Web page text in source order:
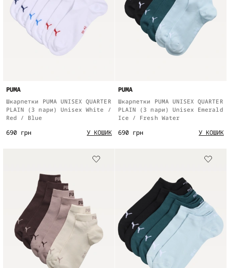
PUMA
Шкарпетки PUMA UNISEX QUARTER
PLAIN (3 пари) Unisex White /
Red / Blue
690 грн У КОШИК
PUMA
Шкарпетки PUMA UNISEX QUARTER
PLAIN (3 пари) Unisex Emerald
Ice / Fresh Water
690 грн У КОШИК